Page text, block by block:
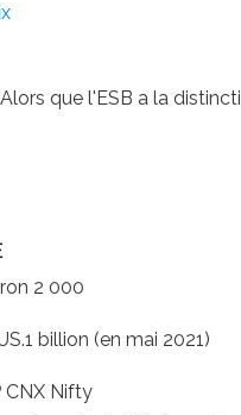
que l'ESB a la
2 000
billion (en mai 2021)
CNX Nifty